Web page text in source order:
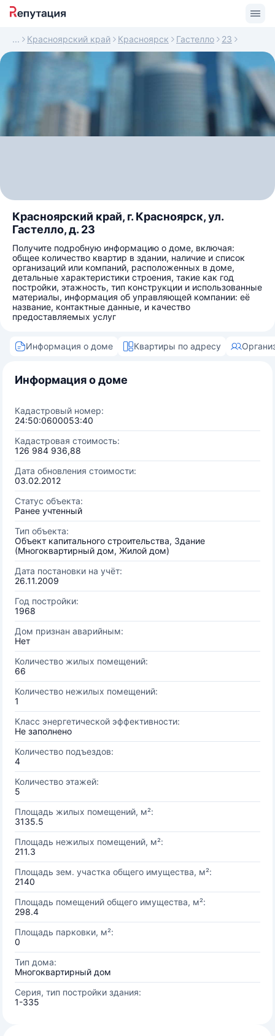
Красноярский край Красноярск Гастелло 23
Красноярский край, г. Красноярск, ул.
Гастелло, д. 23
Получите подробную информацию о доме, включая:
общее количество квартир в здании, наличие и список
организаций или компаний, расположенных в доме,
детальные характеристики строения, такие как год
постройки, этажность, тип конструкции и использованные
материалы, информация об управляющей компании: её
название, контактные данные, и качество
предоставляемых услуг
Информация о доме Квартиры по адресу
Информация о доме
Кадастровый номер:
24:50:0600053:40
Кадастровая стоимость:
126 984 936,88
Дата обновления стоимости:
03.02.2012
Статус объекта:
Ранее учтенный
Тип объекта:
Объект капитального строительства, Здание
(Многоквартирный дом, Жилой дом)
Дата постановки на учёт:
26.11.2009
Год постройки:
1968
Дом признан аварийным:
Нет
Количество жилых помещений:
66
Количество нежилых помещений:
1
Класс энергетической эффективности:
Не заполнено
Количество подъездов:
4
Количество этажей:
5
Площадь жилых помещений, м²:
3135.5
Площадь нежилых помещений, м²:
211.3
Площадь зем. участка общего имущества, м²:
2140
Площадь помещений общего имущества, м²:
298.4
Площадь парковки, м²:
0
Тип дома:
Многоквартирный дом
Серия, тип постройки здания:
1-335